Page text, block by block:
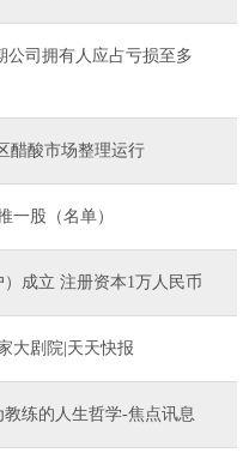
公司拥有人应占亏损至多
醋酸市场整理运行
一股（名单）
成立 注册资本1万人民币
大剧院|天天快报
练的人生哲学-焦点讯息